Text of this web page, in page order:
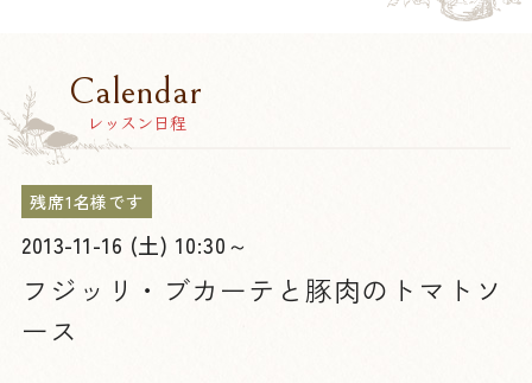
Calendar
レッスン日程
残席1名様です
2013-11-16 (土) 10:30～
フジッリ・ブカーテと豚肉のトマトソ
ース